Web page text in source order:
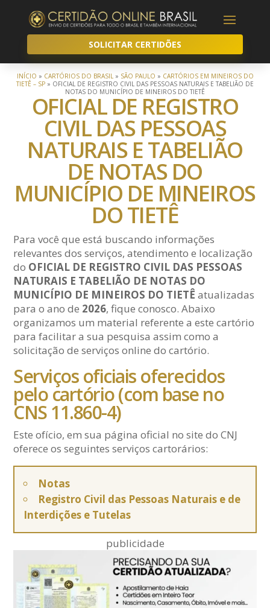
SOLICITAR CERTIDÕES
INÍCIO » CARTÓRIOS DO BRASIL» SÃO PAULO » CARTÓRIOS EM MINEIROS DO
TIETÊ – SP » OFICIAL DE REGISTRO CIVIL DAS PESSOAS NATURAIS E TABELIÃO DE
NOTAS DO MUNICÍPIO DE MINEIROS DO TIETÊ
OFICIAL DE REGISTRO
CIVIL DAS PESSOAS
NATURAIS E TABELIÃO
DE NOTAS DO
MUNICÍPIO DE MINEIROS
DO TIETÊ
Para você que está buscando informações
relevantes dos serviços, atendimento e localização
do OFICIAL DE REGISTRO CIVIL DAS PESSOAS
NATURAIS E TABELIÃO DE NOTAS DO
MUNICÍPIO DE MINEIROS DO TIETÊ atualizadas
para o ano de 2026, fique conosco. Abaixo
organizamos um material referente a este cartório
para facilitar a sua pesquisa assim como a
solicitação de serviços online do cartório.
Serviços oficiais oferecidos
pelo cartório (com base no
CNS 11.860-4)
Este ofício, em sua página oficial no site do CNJ
oferece os seguintes serviços cartorários:
Notas
Registro Civil das Pessoas Naturais e de
Interdições e Tutelas
publicidade